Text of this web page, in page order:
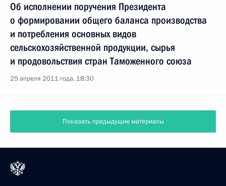
Об исполнении поручения Президента
о формировании общего баланса производства
и потребления основных видов
сельскохозяйственной продукции, сырья
и продовольствия стран Таможенного союза
25 апреля 2011 года, 18:30
Показать предыдущие материалы